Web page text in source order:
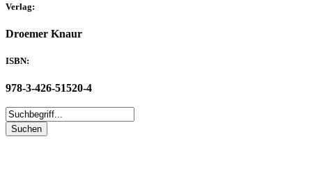
Verlag:
Droemer Knaur
ISBN:
978-3-426-51520-4